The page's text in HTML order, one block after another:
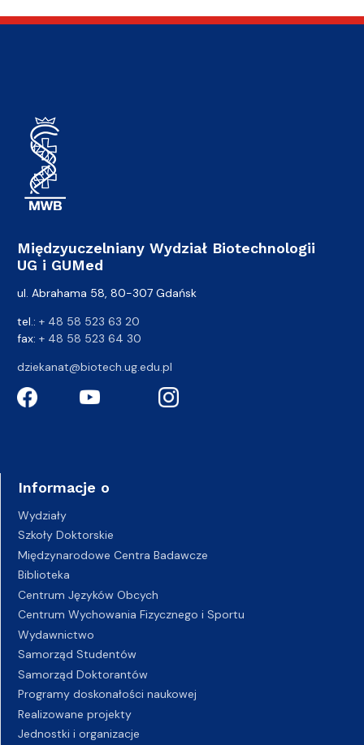
Międzyuczelniany Wydział Biotechnologii
UG i GUMed
ul. Abrahama 58, 80-307 Gdańsk
tel.: + 48 58 523 63 20
fax: + 48 58 523 64 30
dziekanat@biotech.ug.edu.pl
Informacje o
Wydziały
Szkoły Doktorskie
Międzynarodowe Centra Badawcze
Biblioteka
Centrum Języków Obcych
Centrum Wychowania Fizycznego i Sportu
Wydawnictwo
Samorząd Studentów
Samorząd Doktorantów
Programy doskonałości naukowej
Realizowane projekty
Jednostki i organizacje